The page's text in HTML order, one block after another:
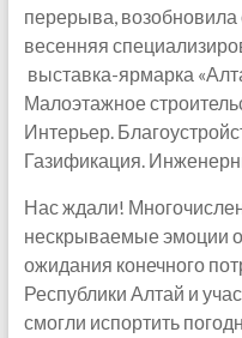
перерыва,
весенняя
выставка-ярмарка
Малоэтажное
Интерьер.
Газификация.
Нас ждали!
нескрываемые эмоции
ожидания конечного
Республики Алтай и
смогли испортить